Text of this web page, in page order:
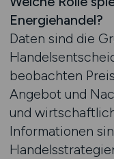
Energiehandel?
Daten sind die
beobachten
Angebot und
und
Informationen